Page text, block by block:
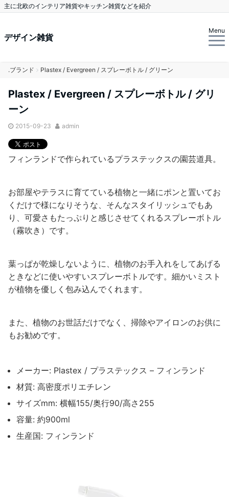
主に北欧のインテリア雑貨やキッチン雑貨などを紹介
デザイン雑貨
Menu
.ブランド Plastex / Evergreen / スプレーボトル / グリーン
Plastex / Evergreen / スプレーボトル / グリ
ーン
2015-09-23 admin
フィンランドで作られているプラステックスの園芸道具。
お部屋やテラスに育てている植物と一緒にポンと置いてお
くだけで様になりそうな、そんなスタイリッシュでもあ
り、可愛さもたっぷりと感じさせてくれるスプレーボトル
（霧吹き）です。
葉っぱが乾燥しないように、植物のお手入れをしてあげる
ときなどに使いやすいスプレーボトルです。細かいミスト
が植物を優しく包み込んでくれます。
また、植物のお世話だけでなく、掃除やアイロンのお供に
もお勧めです。
メーカー: Plastex / プラステックス – フィンランド
材質: 高密度ポリエチレン
サイズmm: 横幅155/奥行90/高さ255
容量: 約900ml
生産国: フィンランド